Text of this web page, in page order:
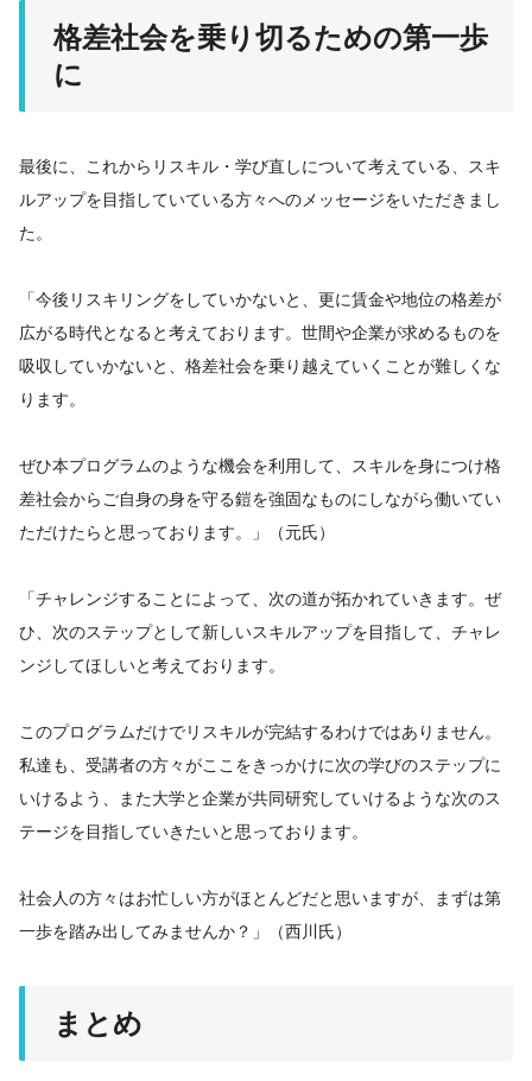
格差社会を乗り切るための第一歩
に
最後に、これからリスキル・学び直しについて考えている、スキ
ルアップを目指していている方々へのメッセージをいただきまし
た。
「今後リスキリングをしていかないと、更に賃金や地位の格差が
広がる時代となると考えております。世間や企業が求めるものを
吸収していかないと、格差社会を乗り越えていくことが難しくな
ります。
ぜひ本プログラムのような機会を利用して、スキルを身につけ格
差社会からご自身の身を守る鎧を強固なものにしながら働いてい
ただけたらと思っております。」（元氏）
「チャレンジすることによって、次の道が拓かれていきます。ぜ
ひ、次のステップとして新しいスキルアップを目指して、チャレ
ンジしてほしいと考えております。
このプログラムだけでリスキルが完結するわけではありません。
私達も、受講者の方々がここをきっかけに次の学びのステップに
いけるよう、また大学と企業が共同研究していけるような次のス
テージを目指していきたいと思っております。
社会人の方々はお忙しい方がほとんどだと思いますが、まずは第
一歩を踏み出してみませんか？」（西川氏）
まとめ